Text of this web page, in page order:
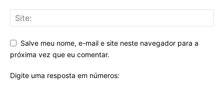
Salve meu nome, e-mail e site neste navegador para a
próxima vez que eu comentar.
Digite uma resposta em números: